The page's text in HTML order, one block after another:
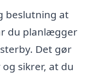
beslutning at
du planlægger
Det gør
sikrer, at du